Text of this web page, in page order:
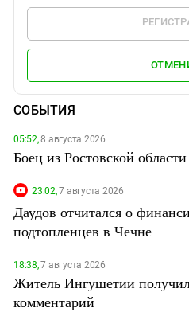
СОБЫТИЯ
05:52,8 августа 2026
Боец из Ростовской
23:02,7 августа 2026
Даудов отчитался о
подтопленцев в Чечне
18:38,7 августа 2026
Житель Ингушетии
комментарий